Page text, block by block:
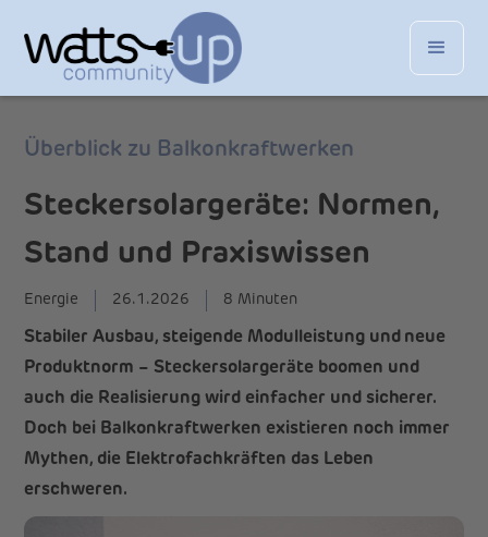
Überblick zu Balkonkraftwerken
Steckersolargeräte: Normen,
Stand und Praxiswissen
Energie 26.1.2026 8 Minuten
Stabiler Ausbau, steigende Modulleistung und neue
Produktnorm – Steckersolargeräte boomen und
auch die Realisierung wird einfacher und sicherer.
Doch bei Balkonkraftwerken existieren noch immer
Mythen, die Elektrofachkräften das Leben
erschweren.